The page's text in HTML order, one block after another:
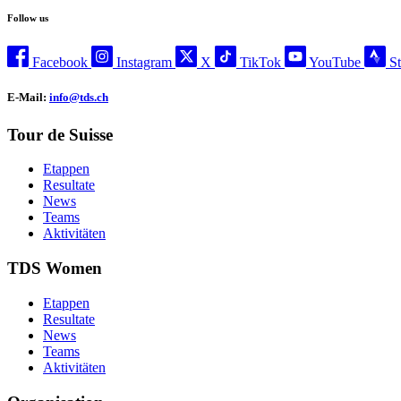
Follow us
Facebook Instagram X TikTok YouTube
E-Mail: info@tds.ch
Tour de Suisse
Etappen
Resultate
News
Teams
Aktivitäten
TDS Women
Etappen
Resultate
News
Teams
Aktivitäten